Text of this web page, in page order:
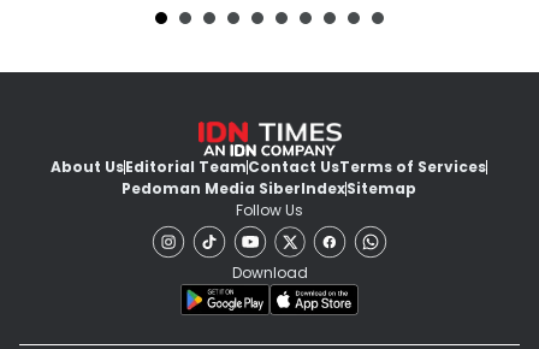
About UsEditorial TeamContact UsTerms of Services
Pedoman Media SiberIndexSitemap
Follow Us
Download